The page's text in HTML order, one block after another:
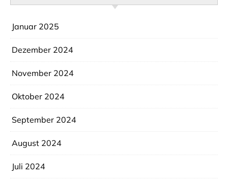
Januar 2025
Dezember 2024
November 2024
Oktober 2024
September 2024
August 2024
Juli 2024